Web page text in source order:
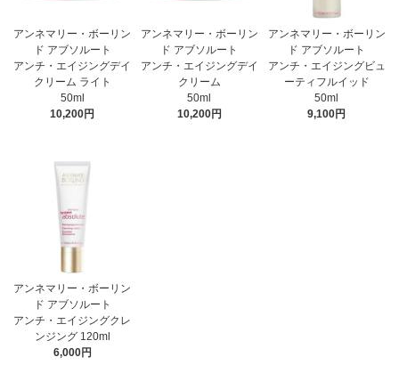
アンネマリー・ボーリン
ド アブソルート
アンチ・エイジングデイ
クリーム ライト
50ml
10,200円
アンネマリー・ボーリン
ド アブソルート
アンチ・エイジングデイ
クリーム
50ml
10,200円
アンネマリー・ボーリン
ド アブソルート
アンチ・エイジングビュ
ーティフルイッド
50ml
9,100円
アンネマリー・ボーリン
ド アブソルート
アンチ・エイジングクレ
ンジング 120ml
6,000円